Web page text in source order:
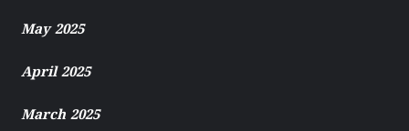
May 2025
April 2025
March 2025